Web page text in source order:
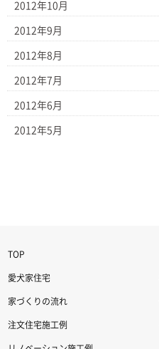
2012年10月
2012年9月
2012年8月
2012年7月
2012年6月
2012年5月
TOP
愛犬家住宅
家づくりの流れ
注文住宅施工例